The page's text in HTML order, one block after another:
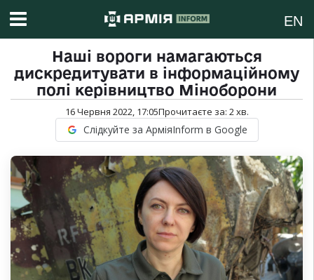
EN
Наші вороги намагаються
дискредитувати в інформаційному
полі керівництво Міноборони
16 Червня 2022, 17:05Прочитаєте за: 2хв.
Слідкуйте за АрміяInform в Google